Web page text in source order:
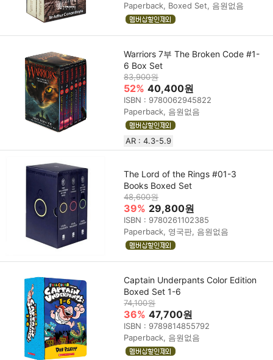
Paperback, Boxed Set, 음원없음
Warriors 7부 The Broken Code #1-
6 Box Set
83,900원
52% 40,400원
ISBN : 9780062945822
Paperback, 음원없음
AR : 4.3-5.9
The Lord of the Rings #01-3
Books Boxed Set
48,600원
39% 29,800원
ISBN : 9780261102385
Paperback, 영국판, 음원없음
Captain Underpants Color Edition
Boxed Set 1-6
74,100원
36% 47,700원
ISBN : 9789814855792
Paperback, 음원없음